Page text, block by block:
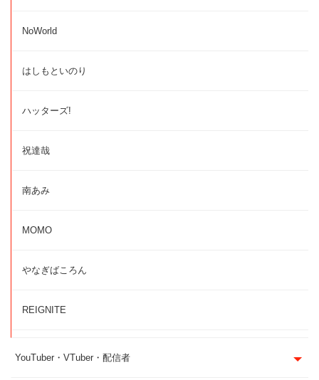
NoWorld
はしもといのり
ハッターズ!
祝達哉
南あみ
MOMO
やなぎばころん
REIGNITE
YouTuber・VTuber・配信者